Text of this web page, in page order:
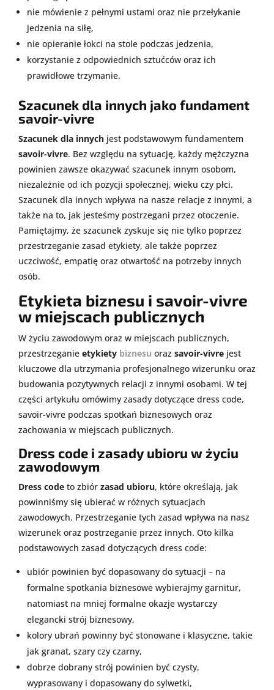
nie mówienie z pełnymi ustami oraz nie przełykanie
jedzenia na siłę,
nie opieranie łokci na stole podczas jedzenia,
korzystanie z odpowiednich sztućców oraz ich
prawidłowe trzymanie.
Szacunek dla innych jako fundament
savoir-vivre
Szacunek dla innych jest podstawowym fundamentem
savoir-vivre. Bez względu na sytuację, każdy mężczyzna
powinien zawsze okazywać szacunek innym osobom,
niezależnie od ich pozycji społecznej, wieku czy płci.
Szacunek dla innych wpływa na nasze relacje z innymi, a
także na to, jak jesteśmy postrzegani przez otoczenie.
Pamiętajmy, że szacunek zyskuje się nie tylko poprzez
przestrzeganie zasad etykiety, ale także poprzez
uczciwość, empatię oraz otwartość na potrzeby innych
osób.
Etykieta biznesu i savoir-vivre
w miejscach publicznych
W życiu zawodowym oraz w miejscach publicznych,
przestrzeganie etykiety biznesu oraz savoir-vivre jest
kluczowe dla utrzymania profesjonalnego wizerunku oraz
budowania pozytywnych relacji z innymi osobami. W tej
części artykułu omówimy zasady dotyczące dress code,
savoir-vivre podczas spotkań biznesowych oraz
zachowania w miejscach publicznych.
Dress code i zasady ubioru w życiu
zawodowym
Dress code to zbiór zasad ubioru, które określają, jak
powinniśmy się ubierać w różnych sytuacjach
zawodowych. Przestrzeganie tych zasad wpływa na nasz
wizerunek oraz postrzeganie przez innych. Oto kilka
podstawowych zasad dotyczących dress code:
ubiór powinien być dopasowany do sytuacji – na
formalne spotkania biznesowe wybierajmy garnitur,
natomiast na mniej formalne okazje wystarczy
elegancki strój biznesowy,
kolory ubrań powinny być stonowane i klasyczne, takie
jak granat, szary czy czarny,
dobrze dobrany strój powinien być czysty,
wyprasowany i dopasowany do sylwetki,